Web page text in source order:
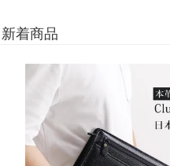
新着商品